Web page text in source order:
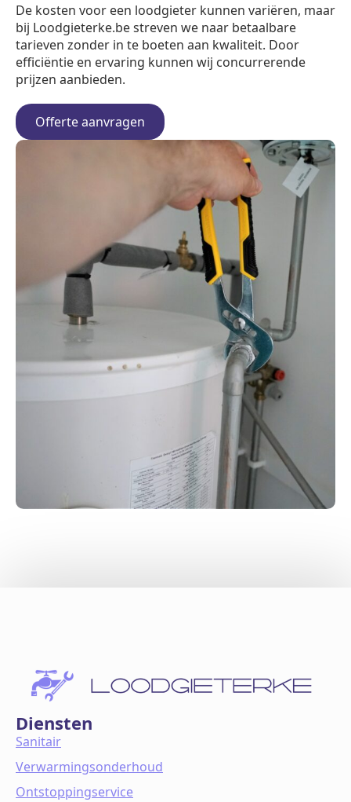
De kosten voor een loodgieter kunnen variëren, maar
bij Loodgieterke.be streven we naar betaalbare
tarieven zonder in te boeten aan kwaliteit. Door
efficiëntie en ervaring kunnen wij concurrerende
prijzen aanbieden.
Offerte aanvragen
Diensten
Sanitair
Verwarmingsonderhoud
Ontstoppingservice